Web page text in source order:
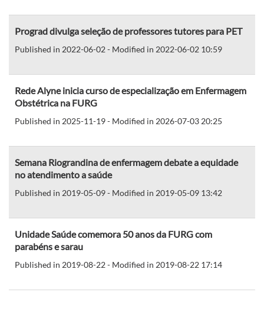
Prograd divulga seleção de professores tutores para PET
Published in 2022-06-02 - Modified in 2022-06-02 10:59
Rede Alyne inicia curso de especialização em Enfermagem
Obstétrica na FURG
Published in 2025-11-19 - Modified in 2026-07-03 20:25
Semana Riograndina de enfermagem debate a equidade
no atendimento a saúde
Published in 2019-05-09 - Modified in 2019-05-09 13:42
Unidade Saúde comemora 50 anos da FURG com
parabéns e sarau
Published in 2019-08-22 - Modified in 2019-08-22 17:14